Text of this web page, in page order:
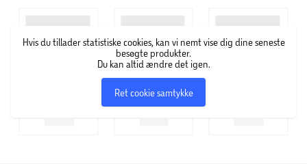
Design: kompakt og nem at håndtere
Hvis du tillader statistiske cookies, kan vi nemt vise dig dine seneste
besøgte produkter.
Du kan altid ændre det igen.
Ret cookie samtykke